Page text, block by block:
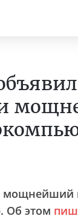
мощнейший
Об этом